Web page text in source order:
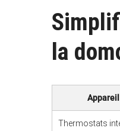
la
Appareil
Thermostats